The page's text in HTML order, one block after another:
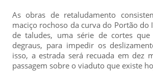
As obras de retaludamento
maciço rochoso da curva do Portão do
de taludes, uma série de cortes
degraus, para impedir os
isso, a estrada será recuada em dez
passagem sobre o viaduto que existe